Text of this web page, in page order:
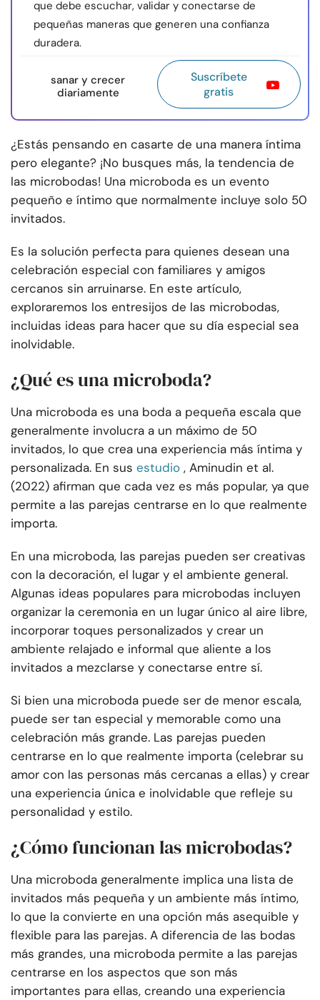
que debe escuchar, validar y conectarse de
pequeñas maneras que generen una confianza
duradera.
sanar y crecer
diariamente
Suscríbete
gratis
¿Estás pensando en casarte de una manera íntima
pero elegante? ¡No busques más, la tendencia de
las microbodas! Una microboda es un evento
pequeño e íntimo que normalmente incluye solo 50
invitados.
Es la solución perfecta para quienes desean una
celebración especial con familiares y amigos
cercanos sin arruinarse. En este artículo,
exploraremos los entresijos de las microbodas,
incluidas ideas para hacer que su día especial sea
inolvidable.
¿Qué es una microboda?
Una microboda es una boda a pequeña escala que
generalmente involucra a un máximo de 50
invitados, lo que crea una experiencia más íntima y
personalizada. En sus estudio , Aminudin et al.
(2022) afirman que cada vez es más popular, ya que
permite a las parejas centrarse en lo que realmente
importa.
En una microboda, las parejas pueden ser creativas
con la decoración, el lugar y el ambiente general.
Algunas ideas populares para microbodas incluyen
organizar la ceremonia en un lugar único al aire libre,
incorporar toques personalizados y crear un
ambiente relajado e informal que aliente a los
invitados a mezclarse y conectarse entre sí.
Si bien una microboda puede ser de menor escala,
puede ser tan especial y memorable como una
celebración más grande. Las parejas pueden
centrarse en lo que realmente importa (celebrar su
amor con las personas más cercanas a ellas) y crear
una experiencia única e inolvidable que refleje su
personalidad y estilo.
¿Cómo funcionan las microbodas?
Una microboda generalmente implica una lista de
invitados más pequeña y un ambiente más íntimo,
lo que la convierte en una opción más asequible y
flexible para las parejas. A diferencia de las bodas
más grandes, una microboda permite a las parejas
centrarse en los aspectos que son más
importantes para ellas, creando una experiencia